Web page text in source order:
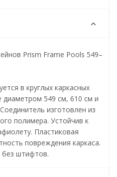
Prism Frame Pools 549–
в круглых каркасных
диаметром 549 см, 610 см и
изготовлен из
полимера. Устойчив к
Пластиковая
повреждения каркаса.
без штифтов.